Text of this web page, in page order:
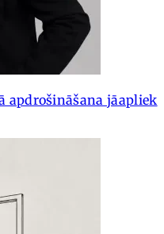
apdrošināšana jāapliek